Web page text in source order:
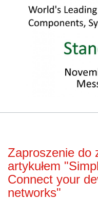
Zaproszenie do
artykułem
Connect your
networks"